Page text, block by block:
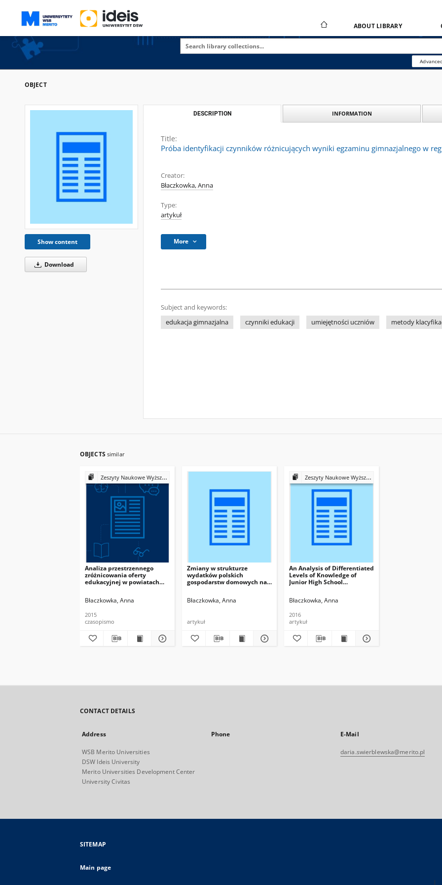
ABOUT LIBRARY
OBJECT
Show content
Download
DESCRIPTION INFORMATION
Title:
Próba identyfikacji czynników różnicujących wyniki egzaminu gimnazjalnego w
Creator:
Błaczkowka, Anna
Type:
artykuł
More
Subject and keywords:
edukacja gimnazjalna
czynniki edukacji umiejętności uczniów metody
OBJECTS similar
Zeszyty Naukowe Wyższej Szkoły Bankowej we Wrocławiu
Analiza przestrzennego
zróżnicowania oferty
edukacyjnej w powiatach
sytuacji demograficznej –
Błaczkowka, Anna
2015
czasopismo
Zmiany w strukturze
wydatków polskich
gospodarstw domowych na
Błaczkowka, Anna
artykuł
Zeszyty Naukowe Wyższej Szkoły Bankowej we Wrocławiu
An Analysis of Differentiated
Levels of Knowledge of
Junior High School
Błaczkowka, Anna
2016
artykuł
CONTACT DETAILS
Address
WSB Merito Universities
DSW Ideis University
Merito Universities Development Center
University Civitas
Phone E-Mail
daria.swierblewska@merito.pl
SITEMAP
Main page